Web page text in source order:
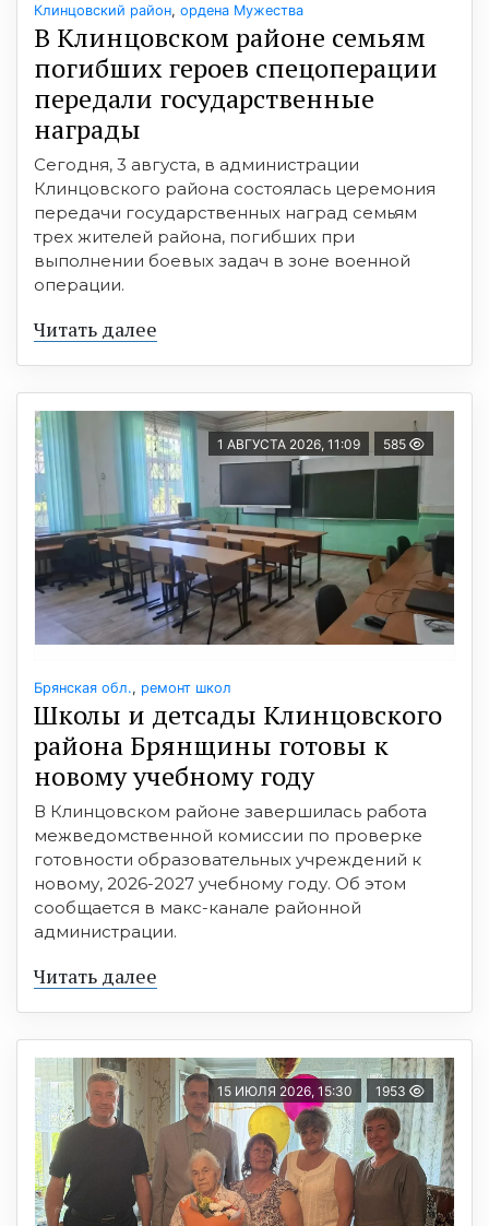
Клинцовский район, ордена Мужества
В Клинцовском районе семьям
погибших героев спецоперации
передали государственные
награды
Сегодня, 3 августа, в администрации
Клинцовского района состоялась церемония
передачи государственных наград семьям
трех жителей района, погибших при
выполнении боевых задач в зоне военной
операции.
Читать далее
1 АВГУСТА 2026, 11:09 585
Брянская обл., ремонт школ
Школы и детсады Клинцовского
района Брянщины готовы к
новому учебному году
В Клинцовском районе завершилась работа
межведомственной комиссии по проверке
готовности образовательных учреждений к
новому, 2026-2027 учебному году. Об этом
сообщается в макс-канале районной
администрации.
Читать далее
15 ИЮЛЯ 2026, 15:30 1953